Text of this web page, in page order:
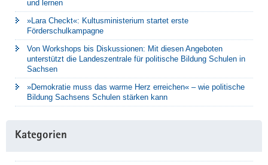
und lernen
»Lara Checkt«: Kultusministerium startet erste
Förderschulkampagne
Von Workshops bis Diskussionen: Mit diesen Angeboten
unterstützt die Landeszentrale für politische Bildung Schulen in
Sachsen
»Demokratie muss das warme Herz erreichen« – wie politische
Bildung Sachsens Schulen stärken kann
Kategorien